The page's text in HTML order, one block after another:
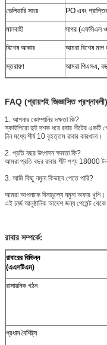
ডেলিভারি সময় PO এবং
মালবাহী সাগর (এফসিএল ও
বিশেষ আকার আমরা বিশেষ মাপ
স্তরায়ণ আমরা পিএসএ,
FAQ (প্রায়শই জিজ্ঞাসিত
1. আপনার কোম্পানির দক্ষতা কি?
স্কাইপিরো দুই দশক ধরে রবার শীটের একটি
চীন মধ্যে শীর্ষ 10 বৃহত্তম রাবার কারখানা।
2. প্রতি বছর উৎপাদন ক্ষমতা কি?
আমরা প্রতি বছর রাবার শীট পণ্য 18000 টন
3. আমি কিছু নমুনা কিভাবে পেতে পারি?
আমরা আপনাকে বিনামূল্যে নমুনা অফার
এই চার্জ আনুষ্ঠানিক আদেশ জন্য পেমেন্ট থেকে
রাবার সম্পর্কে:
রাবারের বিভিন্ন
(এএসটিএম)
রাসায়নিক গঠন
প্রধান বৈশিষ্ট্য